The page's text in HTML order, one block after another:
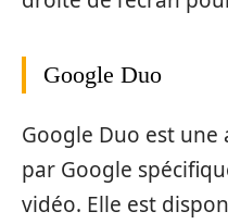
Google Duo
Google Duo est
par Google
vidéo. Elle est